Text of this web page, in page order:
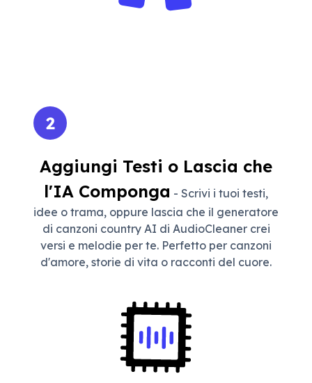
2
Aggiungi Testi o Lascia che
l'IA Componga - Scrivi i tuoi testi,
idee o trama, oppure lascia che il generatore
di canzoni country AI di AudioCleaner crei
versi e melodie per te. Perfetto per canzoni
d'amore, storie di vita o racconti del cuore.